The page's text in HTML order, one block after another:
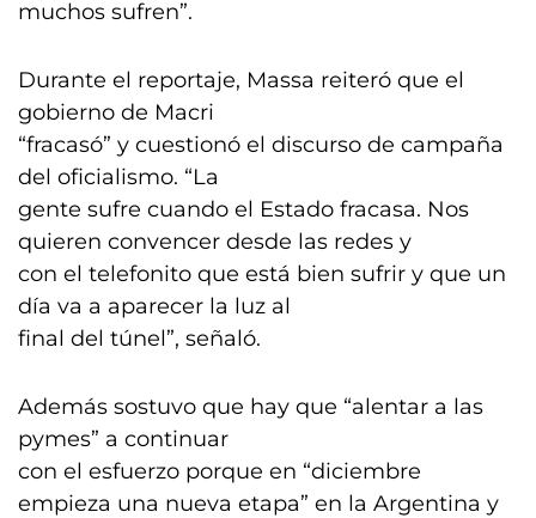
muchos sufren”.
Durante el reportaje, Massa reiteró que el
gobierno de Macri
“fracasó” y cuestionó el discurso de campaña
del oficialismo. “La
gente sufre cuando el Estado fracasa. Nos
quieren convencer desde las redes y
con el telefonito que está bien sufrir y que un
día va a aparecer la luz al
final del túnel”, señaló.
Además sostuvo que hay que “alentar a las
pymes” a continuar
con el esfuerzo porque en “diciembre
empieza una nueva etapa” en la Argentina y